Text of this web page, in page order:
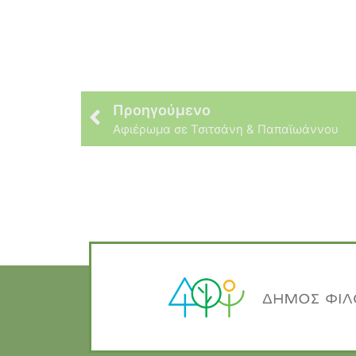
Προηγούμενο
Αφιέρωμα σε Τσιτσάνη & Παπαϊωάννου